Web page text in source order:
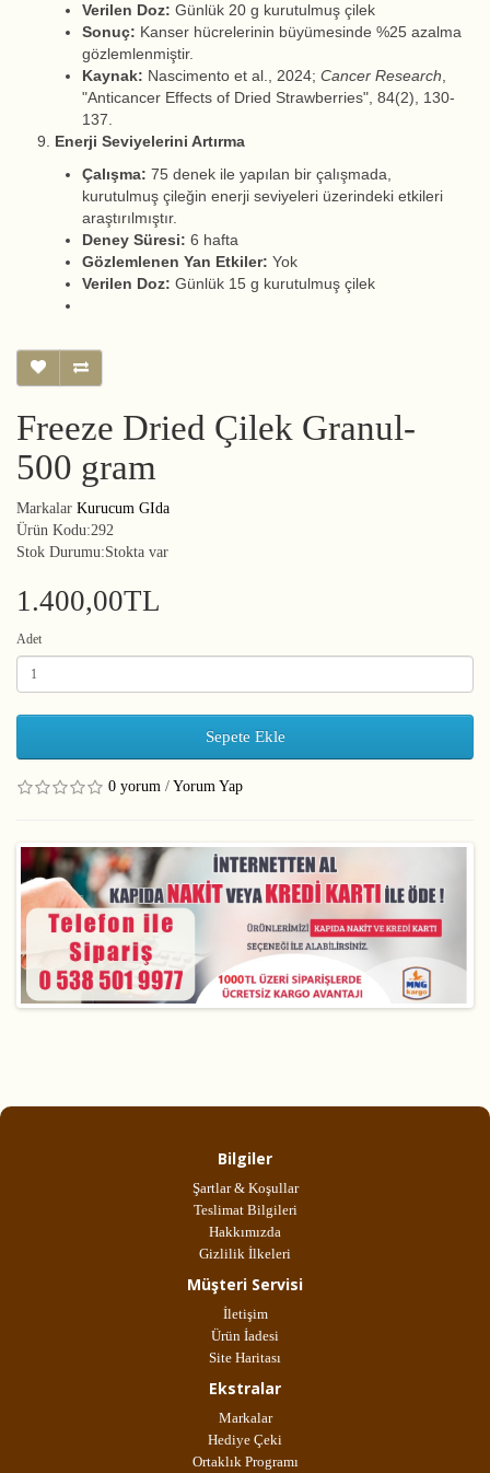
Verilen Doz: Günlük 20 g kurutulmuş çilek
Sonuç: Kanser hücrelerinin büyümesinde %25 azalma
gözlemlenmiştir.
Kaynak: Nascimento et al., 2024; Cancer Research,
"Anticancer Effects of Dried Strawberries", 84(2), 130-
137.
Enerji Seviyelerini Artırma
Çalışma: 75 denek ile yapılan bir çalışmada,
kurutulmuş çileğin enerji seviyeleri üzerindeki etkileri
araştırılmıştır.
Deney Süresi: 6 hafta
Gözlemlenen Yan Etkiler: Yok
Verilen Doz: Günlük 15 g kurutulmuş çilek
Freeze Dried Çilek Granul-
500 gram
Markalar Kurucum GIda
Ürün Kodu:292
Stok Durumu:Stokta var
1.400,00TL
Adet
Sepete Ekle
0 yorum / Yorum Yap
Bilgiler
Şartlar & Koşullar
Teslimat Bilgileri
Hakkımızda
Gizlilik İlkeleri
Müşteri Servisi
İletişim
Ürün İadesi
Site Haritası
Ekstralar
Markalar
Hediye Çeki
Ortaklık Programı